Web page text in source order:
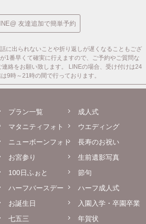
友達追加で簡単予約
に出られないことや折り返しが遅くなることもござ
1番早くて確実に行えますので、ご予約やご質問な
絡をお願い致します。
LINEの場合、受け付けは24
9時～21時の間で行っております。
プラン一覧
マタニティフォト
ニューボーンフォト
お宮参り
100日ふぉと
ハーフバースデー
お誕生日
七五三
成人式
ウエディング
長寿のお祝い
生前遺影写真
節句
ハーフ成人式
入園入学・卒園卒業
年賀状